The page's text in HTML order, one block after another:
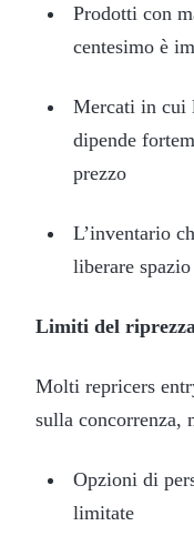
Prodotti con
centesimo è
Mercati in cui
dipende
prezzo
L’inventario
liberare
Limiti del
Molti repricers
sulla
Opzioni di
limitate